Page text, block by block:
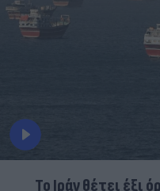
Το Ιράν θέτει έξι